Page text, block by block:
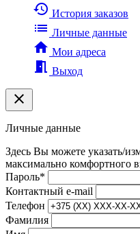
history История заказов
list Личные данные
home Мои адреса
meeting_room Выход
clear
Личные данные
Здесь Вы можете указать/
максимально комфортного
Пароль*
Контактный e-mail
Телефон
Фамилия